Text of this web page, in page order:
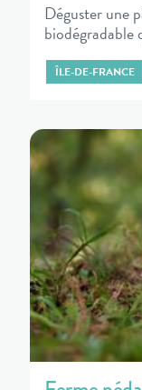
Déguster une
biodégradable
ÎLE-DE-FRANCE